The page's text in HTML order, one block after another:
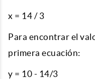
x = 14 / 3
Para encontrar el
primera ecuación:
y = 10 - 14/3